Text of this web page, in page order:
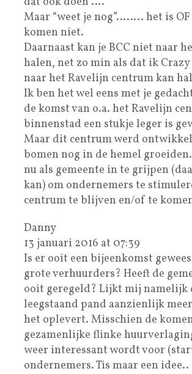
Maar “weet je nog”…….. het is OF
komen niet.
Daarnaast kan je BCC niet naar
halen, net zo min als dat ik
naar het Ravelijn centrum kan
Ik ben het wel eens met je
de komst van o.a. het Ravelijn
binnenstad een stukje leger is
Maar dit centrum werd
bomen nog in de hemel
nu als gemeente in te grijpen
kan) om ondernemers te
centrum te blijven en/of te
Danny
13 januari 2016 at 07:39
Is er ooit een bijeenkomst
grote verhuurders? Heeft de
ooit geregeld? Lijkt mij namelijk
leegstaand pand aanzienlijk
het oplevert. Misschien de
gezamenlijke flinke
weer interessant wordt voor
ondernemers. Tis maar een idee..